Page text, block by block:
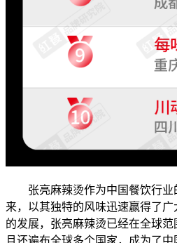
张亮麻辣烫作为中国餐饮行业
来，以其独特的风味迅速赢得了
的发展，张亮麻辣烫已经在全球